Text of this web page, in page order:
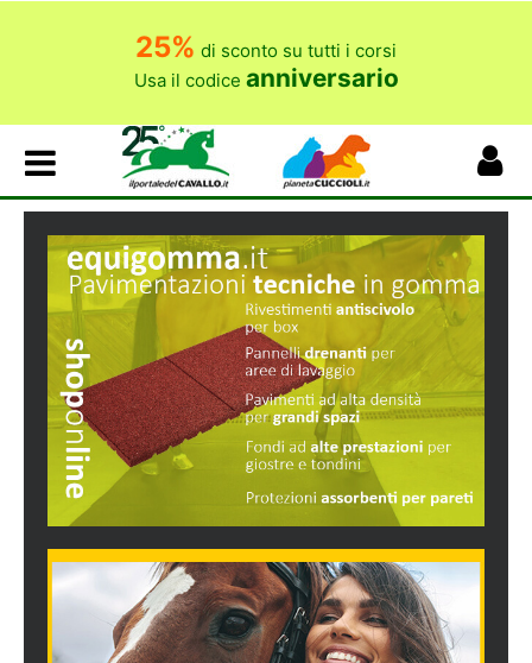
25% di sconto su tutti i corsi
Usa il codice anniversario